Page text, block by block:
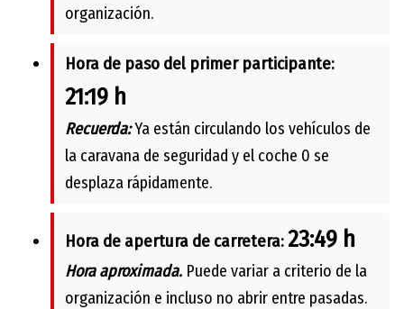
organización.
Hora de paso del primer participante:
21:19 h
Recuerda:Ya están circulando los vehículos de
la caravana de seguridad y el coche 0 se
desplaza rápidamente.
Hora de apertura de carretera:23:49 h
Hora aproximada. Puede variar a criterio de la
organización e incluso no abrir entre pasadas.